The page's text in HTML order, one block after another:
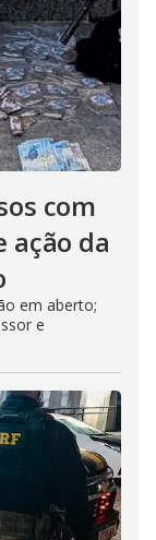
com
ação da
em aberto;
e